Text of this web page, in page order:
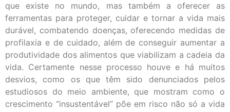
que existe no mundo, mas também a oferecer as
ferramentas para proteger, cuidar e tornar a vida mais
durável, combatendo doenças, oferecendo medidas de
profilaxia e de cuidado, além de conseguir aumentar a
produtividade dos alimentos que viabilizam a cadeia da
vida. Certamente nesse processo houve e há muitos
desvios, como os que têm sido denunciados pelos
estudiosos do meio ambiente, que mostram como o
crescimento “insustentável” põe em risco não só a vida